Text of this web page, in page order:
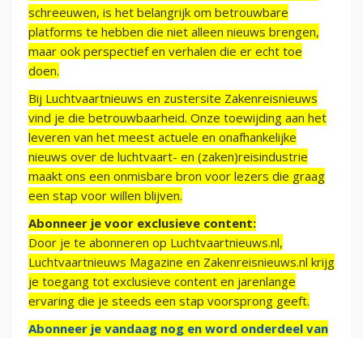
schreeuwen, is het belangrijk om betrouwbare
platforms te hebben die niet alleen nieuws brengen,
maar ook perspectief en verhalen die er echt toe
doen.
Bij Luchtvaartnieuws en zustersite Zakenreisnieuws
vind je die betrouwbaarheid. Onze toewijding aan het
leveren van het meest actuele en onafhankelijke
nieuws over de luchtvaart- en (zaken)reisindustrie
maakt ons een onmisbare bron voor lezers die graag
een stap voor willen blijven.
Abonneer je voor exclusieve content:
Door je te abonneren op Luchtvaartnieuws.nl,
Luchtvaartnieuws Magazine en Zakenreisnieuws.nl krijg
je toegang tot exclusieve content en jarenlange
ervaring die je steeds een stap voorsprong geeft.
Abonneer je vandaag nog en word onderdeel van